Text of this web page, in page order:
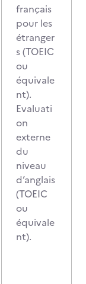
français
pour les
étranger
s (TOEIC
ou
équivale
nt).
Evaluati
on
externe
du
niveau
d’anglais
(TOEIC
ou
équivale
nt).